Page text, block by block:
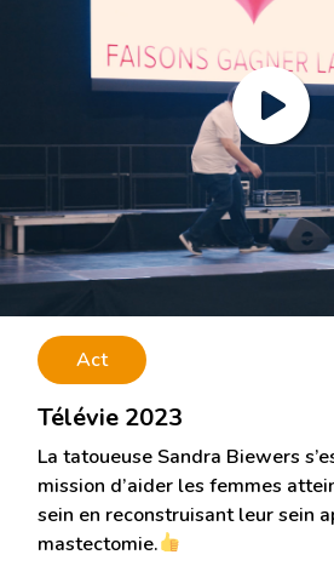
Act
Télévie 2023
La tatoueuse Sandra Biewers
mission d’aider les femmes
sein en reconstruisant leur sein
mastectomie.